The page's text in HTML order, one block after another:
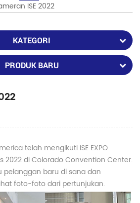
ISE 2022
KATEGORI
PRODUK BARU
telah mengikuti ISE EXPO
2022 di Colorado Convention Center.
pelanggan baru di sana dan
foto-foto dari pertunjukan.